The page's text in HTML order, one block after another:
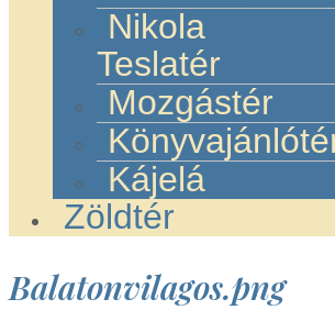
Nikola
Teslatér
Mozgástér
Kájelá
Zöldtér
Balatonvilagos.png